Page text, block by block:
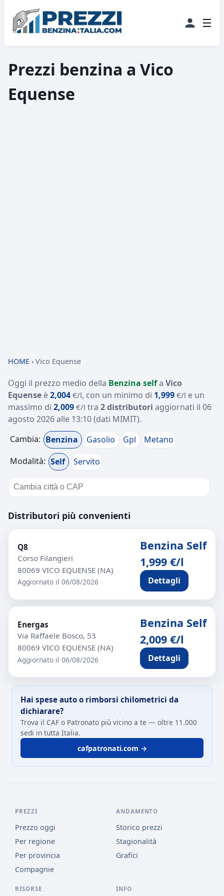
☰
Prezzi benzina a Vico
Equense
HOME › Vico Equense
Oggi il prezzo medio della Benzina selfa Vico
Equense è2,004 €/l, con un minimo di 1,999 €/l e un
massimo di 2,009 €/l tra 2 distributori aggiornati il 06
agosto 2026 alle 13:10(dati MIMIT).
Cambia: Benzina Gasolio Gpl
Metano
Modalità: Self Servito
Distributori più convenienti
Q8
Corso Filangieri
80069 VICO EQUENSE (NA)
Aggiornato il 06/08/2026
Benzina Self
1,999 €/l
Dettagli
Energas
Via Raffaele Bosco, 53
80069 VICO EQUENSE (NA)
Aggiornato il 06/08/2026
Benzina Self
2,009 €/l
Dettagli
Hai spese auto o rimborsi chilometrici da
dichiarare?
Trova il CAF o Patronato più vicino a te — oltre 11.000
sedi in tutta Italia.
cafpatronati.com →
PREZZI
Prezzo oggi
Per regione
Per provincia
Compagnie
ANDAMENTO
Storico prezzi
Stagionalità
Grafici
RISORSE INFO